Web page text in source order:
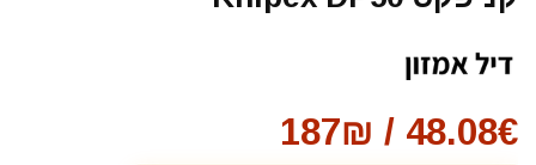
48.08€ / 187₪